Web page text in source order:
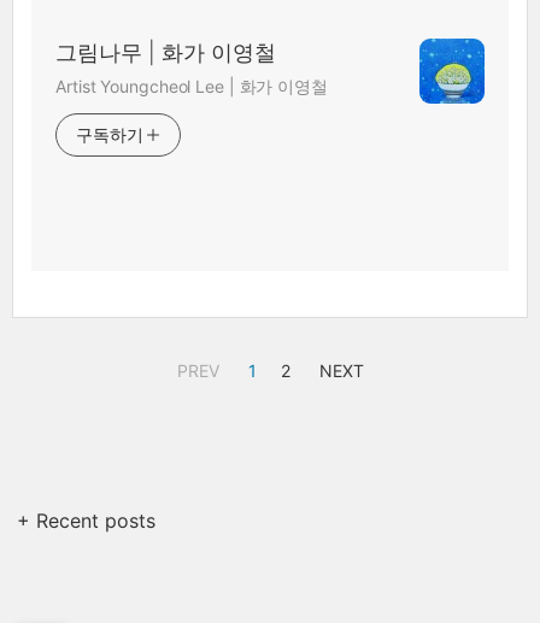
그림나무 | 화가 이영철
Artist Youngcheol Lee | 화가 이영철
구독하기
PREV 1 2 NEXT
+ Recent posts